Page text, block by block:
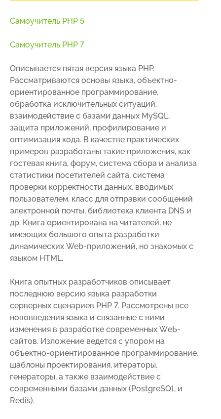
Самоучитель PHP 5
Самоучитель PHP 7
Описывается пятая версия языка РНР.
Рассматриваются основы языка, объектно-
ориентированное программирование,
обработка исключительных ситуаций,
взаимодействие с базами данных MySQL,
защита приложений, профилирование и
оптимизация кода. В качестве практических
примеров разработаны такие приложения, как
гостевая книга, форум, система сбора и анализа
статистики посетителей сайта, система
проверки корректности данных, вводимых
пользователем, класс для отправки сообщений
электронной почты, библиотека клиента DNS и
др. Книга ориентирована на читателей, не
имеющих большого опыта разработки
динамических Web-приложений, но знакомых с
языком HTML.
Книга опытных разработчиков описывает
последнюю версию языка разработки
серверных сценариев РНР 7. Рассмотрены все
нововведения языка и связанные с ними
изменения в разработке современных WеЬ-
сайтов. Изложение ведется с упором на
объектно-ориентированное программирование,
шаблоны проектирования, итераторы,
генераторы, а также взаимодействие с
современными базами данных (PostgreSQL и
Redis).